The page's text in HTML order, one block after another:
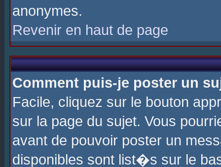
anonymes.
Revenir en haut de page
Comment puis-je poster un
Facile, cliquez sur le bouton
sur la page du sujet. Vous
avant de pouvoir poster un
disponibles sont list�s sur le